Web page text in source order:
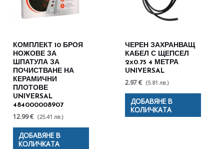
КОМПЛЕКТ 10 БРОЯ
НОЖОВЕ ЗА
ШПАТУЛА ЗА
ПОЧИСТВАНЕ НА
КЕРАМИЧНИ
ПЛОТОВЕ
UNIVERSAL
484000008907
12.99 € (25.41 лв.)
ДОБАВЯНЕ В
КОЛИЧКАТА
ЧЕРЕН ЗАХРАНВАЩ
КАБЕЛ С ЩЕПСЕЛ
2х0.75 4 МЕТРА
UNIVERSAL
2.97 € (5.81 лв.)
ДОБАВЯНЕ В
КОЛИЧКАТА